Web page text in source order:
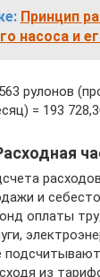
Принцип
насоса и
рулонов
= 193
и
оплаты
из